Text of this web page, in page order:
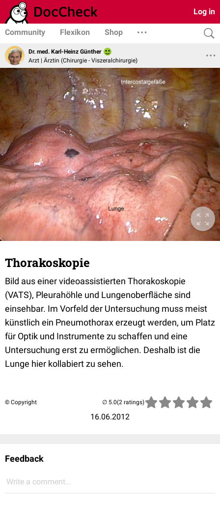
Log in
Community Flexikon Shop
Dr. med. Karl-Heinz Günther
Arzt | Ärztin (Chirurgie - Viszeralchirurgie)
Thorakoskopie
Bild aus einer videoassistierten Thorakoskopie
(VATS), Pleurahöhle und Lungenoberfläche sind
einsehbar. Im Vorfeld der Untersuchung muss meist
künstlich ein Pneumothorax erzeugt werden, um Platz
für Optik und Instrumente zu schaffen und eine
Untersuchung erst zu ermöglichen. Deshalb ist die
Lunge hier kollabiert zu sehen.
© Copyright
16.06.2012
(2 ratings)
Feedback
Write a comment...